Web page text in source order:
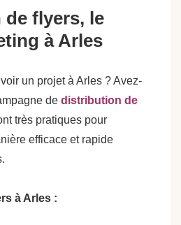
flyers, le
à Arles
un projet à Arles ? Avez-
de distribution de
très pratiques pour
efficace et rapide
à Arles :